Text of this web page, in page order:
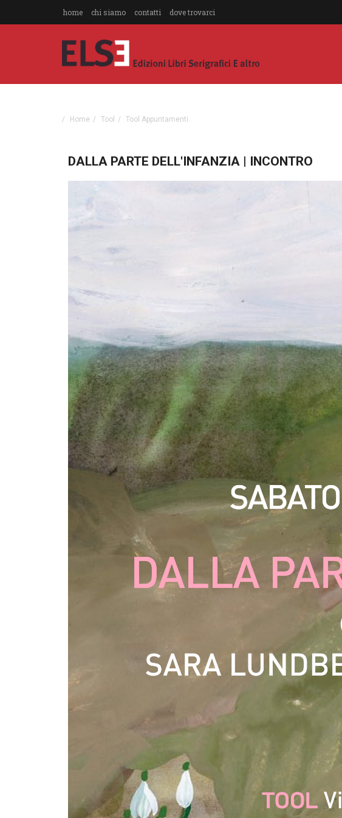
home chi siamo contatti dove trovarci
Home Tool Tool Appuntamenti
DALLA PARTE DELL'INFANZIA | INCONTRO